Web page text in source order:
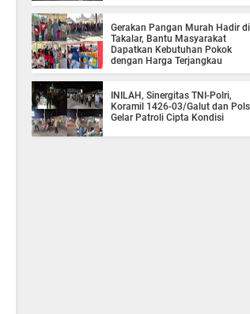
Gerakan Pangan Murah Hadir di
Takalar, Bantu Masyarakat
Dapatkan Kebutuhan Pokok
dengan Harga Terjangkau
INILAH, Sinergitas TNI-Polri,
Koramil 1426-03/Galut dan
Gelar Patroli Cipta Kondisi